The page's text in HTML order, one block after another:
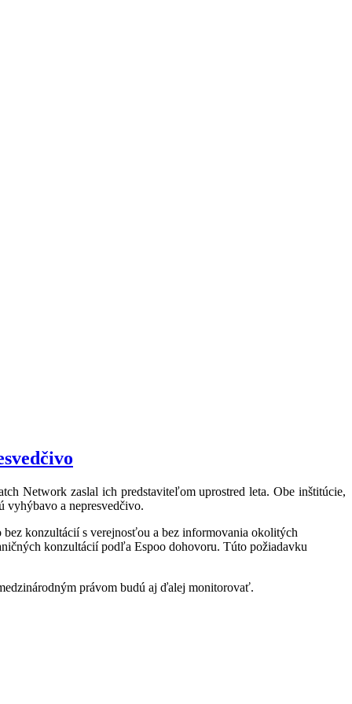
Network zaslal ich predstaviteľom uprostred leta. Obe inštitúcie,
a nepresvedčivo.
konzultácií s verejnosťou a bez informovania okolitých
konzultácií podľa Espoo dohovoru. Túto požiadavku
právom budú aj ďalej monitorovať.